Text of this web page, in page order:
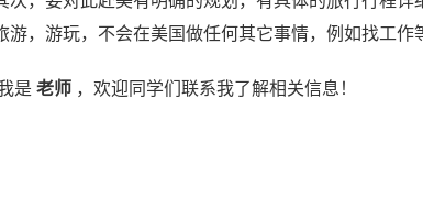
，游玩，不会在美国做任何其它事情，例如找工作
是 老师 ，欢迎同学们联系我了解相关信息！